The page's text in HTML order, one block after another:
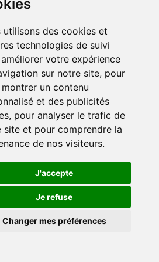
utilisons des cookies et
technologies de suivi
votre expérience
sur notre site, pour
un contenu
et des publicités
pour analyser le trafic de
site et pour comprendre la
de nos visiteurs.
J'accepte
Je refuse
Changer mes préférences